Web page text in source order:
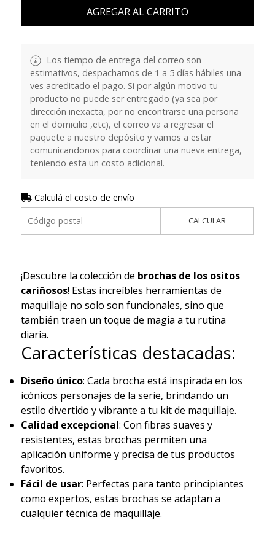
AGREGAR AL CARRITO
Los tiempo de entrega del correo son
estimativos, despachamos de 1 a 5 días hábiles una
ves acreditado el pago. Si por algún motivo tu
producto no puede ser entregado (ya sea por
dirección inexacta, por no encontrarse una persona
en el domicilio ,etc), el correo va a regresar el
paquete a nuestro depósito y vamos a estar
comunicandonos para coordinar una nueva entrega,
teniendo esta un costo adicional.
Calculá el costo de envío
CALCULAR
¡Descubre la colección de brochas de los ositos
cariñosos! Estas increíbles herramientas de
maquillaje no solo son funcionales, sino que
también traen un toque de magia a tu rutina
diaria.
Características destacadas:
Diseño único: Cada brocha está inspirada en los
icónicos personajes de la serie, brindando un
estilo divertido y vibrante a tu kit de maquillaje.
Calidad excepcional: Con fibras suaves y
resistentes, estas brochas permiten una
aplicación uniforme y precisa de tus productos
favoritos.
Fácil de usar: Perfectas para tanto principiantes
como expertos, estas brochas se adaptan a
cualquier técnica de maquillaje.